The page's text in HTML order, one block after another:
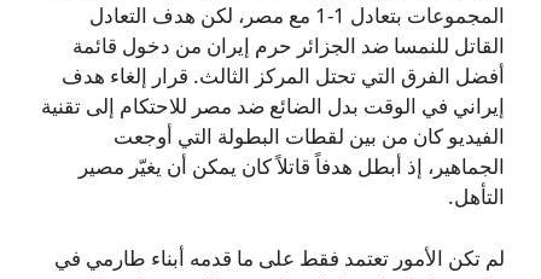
المجموعات بتعادل 1-1 مع مصر، لكن هدف التعادل
القاتل للنمسا ضد الجزائر حرم إيران من دخول قائمة
أفضل الفرق التي تحتل المركز الثالث. قرار إلغاء هدف
إيراني في الوقت بدل الضائع ضد مصر للاحتكام إلى تقنية
الفيديو كان من بين لقطات البطولة التي أوجعت
الجماهير، إذ أبطل هدفاً قاتلاً كان يمكن أن يغيّر مصير
التأهل.
لم تكن الأمور تعتمد فقط على ما قدمه أبناء طارمي في